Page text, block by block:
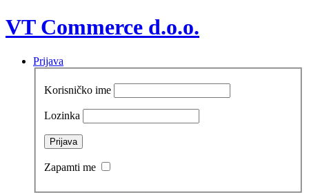
VT Commerce d.o.o.
Prijava
Korisničko ime
Lozinka
Zapamti me